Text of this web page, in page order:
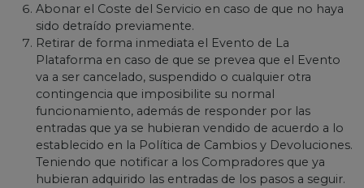
Abonar el Coste del Servicio en caso de que no haya
sido detraído previamente.
Retirar de forma inmediata el Evento de La
Plataforma en caso de que se prevea que el Evento
va a ser cancelado, suspendido o cualquier otra
contingencia que imposibilite su normal
funcionamiento, además de responder por las
entradas que ya se hubieran vendido de acuerdo a lo
establecido en la Política de Cambios y Devoluciones.
Teniendo que notificar a los Compradores que ya
hubieran adquirido las entradas de los pasos a seguir.